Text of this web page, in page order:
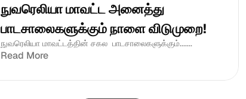
நுவரெலியா மாவட்ட அனைத்து
பாடசாலைகளுக்கும் நாளை விடுமுறை!
நுவரெலியா மாவட்டத்தின் சகல  பாடசாலைகளுக்கும்.......
Read More